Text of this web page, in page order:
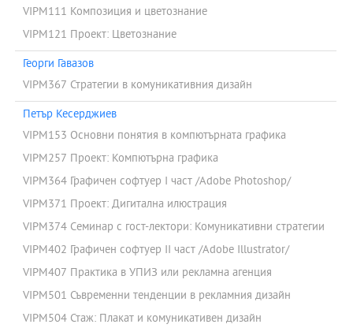
VIPM111 Композиция и цветознание
VIPM121 Проект: Цветознание
Георги Гавазов
VIPM367 Стратегии в комуникативния дизайн
Петър Кесерджиев
VIPM153 Основни понятия в компютърната графика
VIPM257 Проект: Компютърна графика
VIPM364 Графичен софтуер I част /Adobe Photoshop/
VIPM371 Проект: Дигитална илюстрация
VIPM374 Семинар с гост-лектори: Комуникативни стратегии
VIPM402 Графичен софтуер II част /Adobe Illustrator/
VIPM407 Практика в УПИЗ или рекламна агенция
VIPM501 Съвременни тенденции в рекламния дизайн
VIPM504 Стаж: Плакат и комуникативен дизайн